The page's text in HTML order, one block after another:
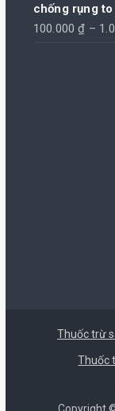
85.000
chống rụng
100.000₫ –
Thuốc trừ
Thuốc
Copyright